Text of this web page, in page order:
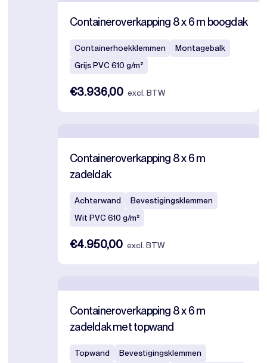
Containeroverkapping 8 x 6 m boogdak
Containerhoekklemmen
Montagebalk
Grijs PVC 610 g/m²
€3.936,00 excl. BTW
Containeroverkapping 8 x 6 m
zadeldak
Achterwand
Bevestigingsklemmen
Wit PVC 610 g/m²
€4.950,00 excl. BTW
Containeroverkapping 8 x 6 m
zadeldak met topwand
Topwand
Bevestigingsklemmen